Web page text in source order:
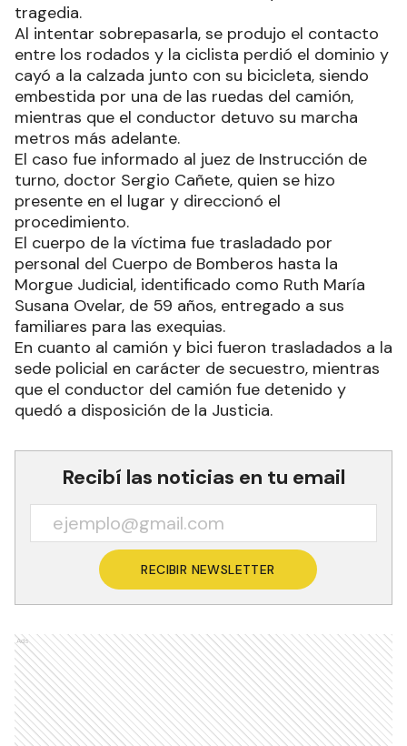
tragedia.
Al intentar sobrepasarla, se produjo el contacto
entre los rodados y la ciclista perdió el dominio y
cayó a la calzada junto con su bicicleta, siendo
embestida por una de las ruedas del camión,
mientras que el conductor detuvo su marcha
metros más adelante.
El caso fue informado al juez de Instrucción de
turno, doctor Sergio Cañete, quien se hizo
presente en el lugar y direccionó el
procedimiento.
El cuerpo de la víctima fue trasladado por
personal del Cuerpo de Bomberos hasta la
Morgue Judicial, identificado como Ruth María
Susana Ovelar, de 59 años, entregado a sus
familiares para las exequias.
En cuanto al camión y bici fueron trasladados a la
sede policial en carácter de secuestro, mientras
que el conductor del camión fue detenido y
quedó a disposición de la Justicia.
Recibí las noticias en tu email
RECIBIR NEWSLETTER
Ads